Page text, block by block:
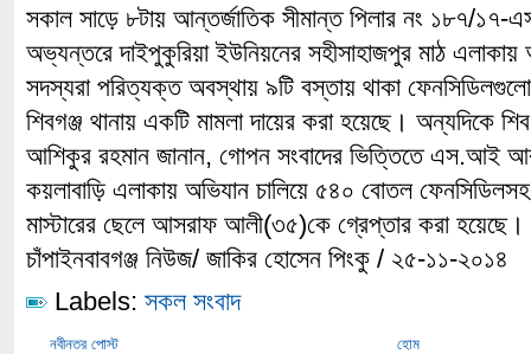
সকাল সাড়ে ৮টায় আন্তর্জাতিক সীমান্ত পিলার নং ১৮৭/১৭-
অভ্যন্তরে দাইপুকুরিয়া ইউনিয়নের সহীসাহাজপুর মাঠ এলাকায়
সদস্যরা পরিত্যক্ত অবস্থায় ৯টি বস্তায় থাকা
শিবগঞ্জ থানায় একটি মামলা দায়ের করা হয়েছে। অন্যদিকে
আশিকুর রহমান জানান, গোপন সংবাদের ভিত্তিতে এস.আই
কয়লাবাড়ি এলাকায় অভিযান চালিয়ে ৫৪০ বোতল
মাস্টারের ছেলে আসরাফ আলী(৩৫)কে গ্রেপ্তার করা হয়েছে।
চাঁপাইনবাবগঞ্জ নিউজ/ জাকির হোসেন পিংকু / ২৫-১১-২০১৪
Labels: সকল সংবাদ
নবীনতর পোস্ট হোম